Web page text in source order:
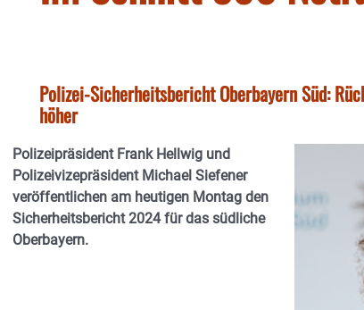
Polizei-Sicherheitsbericht Oberbayern Süd:
höher
Polizeipräsident Frank Hellwig und
Polizeivizepräsident Michael Siefener
veröffentlichen am heutigen Montag den
Sicherheitsbericht 2024 für das südliche
Oberbayern.